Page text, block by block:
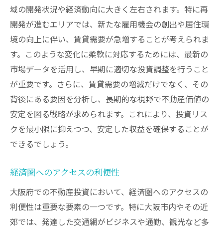
域の開発状況や経済動向に大きく左右されます。特に再
開発が進むエリアでは、新たな雇用機会の創出や居住環
境の向上に伴い、賃貸需要が急増することが考えられま
す。このような変化に柔軟に対応するためには、最新の
市場データを活用し、早期に適切な投資調整を行うこと
が重要です。さらに、賃貸需要の増減だけでなく、その
背後にある要因を分析し、長期的な視野で不動産価値の
安定を図る戦略が求められます。これにより、投資リス
クを最小限に抑えつつ、安定した収益を確保することが
できるでしょう。
経済圏へのアクセスの利便性
大阪府での不動産投資において、経済圏へのアクセスの
利便性は重要な要素の一つです。特に大阪市内やその近
郊では、発達した交通網がビジネスや通勤、観光など多